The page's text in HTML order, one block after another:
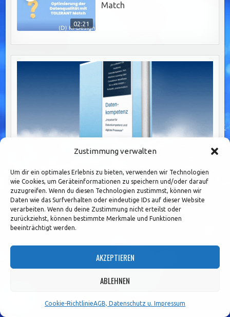
Zustimmung verwalten
Um dir ein optimales Erlebnis zu bieten, verwenden wir Technologien
wie Cookies, um Geräteinformationen zu speichern und/oder darauf
zuzugreifen. Wenn du diesen Technologien zustimmst, können wir
Daten wie das Surfverhalten oder eindeutige IDs auf dieser Website
verarbeiten. Wenn du deine Zustimmung nicht erteilst oder
zurückziehst, können bestimmte Merkmale und Funktionen
beeinträchtigt werden.
AKZEPTIEREN
ABLEHNEN
Cookie-RichtlinieAGB, Datenschutz u. Impressum
02:21
Match
DIESE BÜCHER KÖNNTEN SIE INTERESSIEREN: